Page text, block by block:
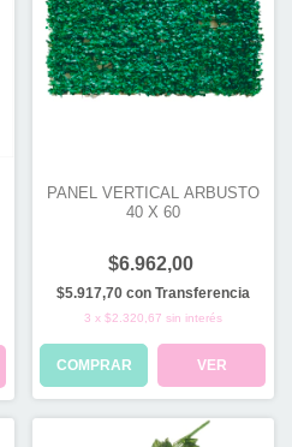
PANEL VERTICAL ARBUSTO
40 X 60
$6.962,00
$5.917,70 con Transferencia
3 x $2.320,67 sin interés
COMPRAR VER